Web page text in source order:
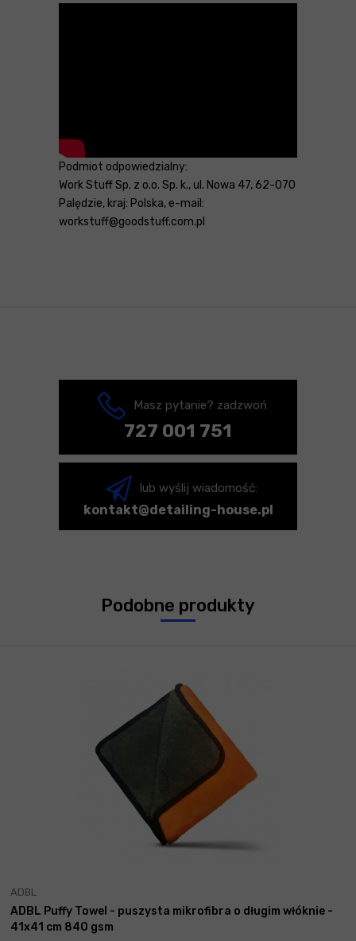
Podmiot odpowiedzialny:
Work Stuff Sp. z o.o. Sp. k., ul. Nowa 47, 62-070
Palędzie, kraj: Polska, e-mail:
workstuff@goodstuff.com.pl
Masz pytanie? zadzwoń
727 001 751
lub wyślij wiadomość:
kontakt@detailing-house.pl
Podobne produkty
ADBL
ADBL Puffy Towel - puszysta mikrofibra o długim włóknie -
41x41 cm 840 gsm